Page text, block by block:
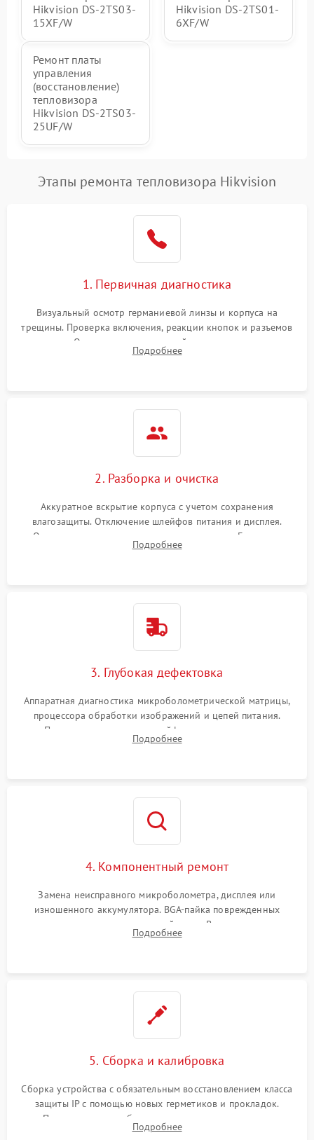
Hikvision DS-2TS03-
15XF/W
Hikvision DS-2TS01-
6XF/W
Ремонт платы
управления
(восстановление)
тепловизора
Hikvision DS-2TS03-
25UF/W
Этапы ремонта тепловизора Hikvision
1. Первичная диагностика
Визуальный осмотр германиевой линзы и корпуса на
трещины. Проверка включения, реакции кнопок и разъемов
зарядки. Оценка вывода тепловой сигнатуры на экран,
проверка базовых функций и считывание системных
Подробнее
2. Разборка и очистка
Аккуратное вскрытие корпуса с учетом сохранения
влагозащиты. Отключение шлейфов питания и дисплея.
Очистка внутренних плат от окислов и пыли. Бережная
обработка германиевого объектива специализированными
Подробнее
3. Глубокая дефектовка
Аппаратная диагностика микроболометрической матрицы,
процессора обработки изображений и цепей питания.
Проверка целостности шлейфов, модуля памяти и
интерфейсов связи. Выявление сгоревших SMD-компонентов
Подробнее
4. Компонентный ремонт
Замена неисправного микроболометра, дисплея или
изношенного аккумулятора. BGA-пайка поврежденных
контроллеров на материнской плате. Восстановление
разъемов и кнопок, замена поврежденных элементов
Подробнее
5. Сборка и калибровка
Сборка устройства с обязательным восстановлением класса
защиты IP с помощью новых герметиков и прокладок.
Программная калибровка матрицы по эталонному
абсолютно черному телу для точного измерения температур.
Подробнее